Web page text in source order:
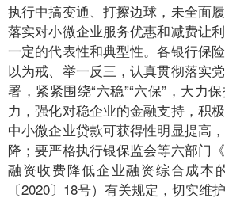
执行中搞变通、打擦边球，未全面
落实对小微企业服务优惠和减费让
一定的代表性和典型性。各银行保
以为戒、举一反三，认真贯彻落实
署，紧紧围绕“六稳”“六保”，大力
力，强化对稳企业的金融支持，积
中小微企业贷款可获得性明显提高
降；要严格执行银保监会等六部门
融资收费降低企业融资综合成本
〔2020〕18号）有关规定，切实维